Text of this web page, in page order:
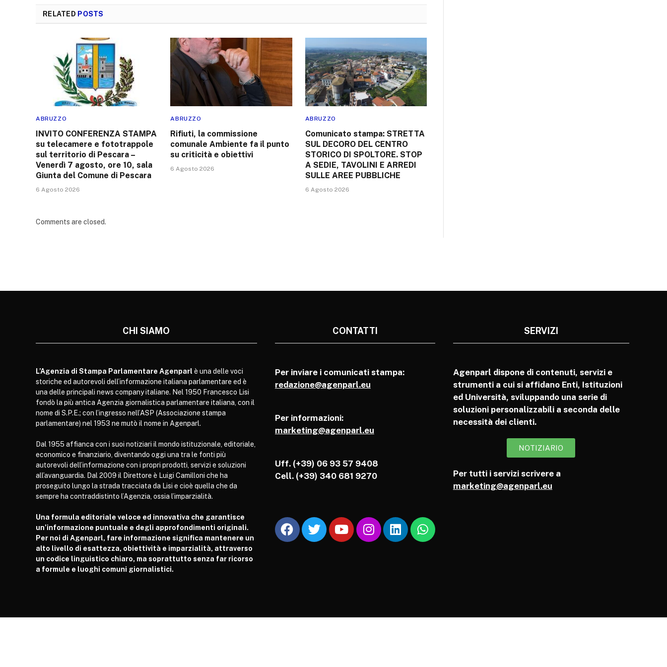
RELATED POSTS
ABRUZZO
INVITO CONFERENZA STAMPA
su telecamere e fototrappole
sul territorio di Pescara –
Venerdì 7 agosto, ore 10, sala
Giunta del Comune di Pescara
6 Agosto 2026
ABRUZZO
Rifiuti, la commissione
comunale Ambiente fa il punto
su criticità e obiettivi
6 Agosto 2026
ABRUZZO
Comunicato stampa: STRETTA
SUL DECORO DEL CENTRO
STORICO DI SPOLTORE. STOP
A SEDIE, TAVOLINI E ARREDI
SULLE AREE PUBBLICHE
6 Agosto 2026
Comments are closed.
CHI SIAMO
L’Agenzia di Stampa Parlamentare Agenparl è una delle voci
storiche ed autorevoli dell’informazione italiana parlamentare ed è
una delle principali news company italiane. Nel 1950 Francesco Lisi
fondò la più antica Agenzia giornalistica parlamentare italiana, con il
nome di S.P.E.; con l’ingresso nell’ASP (Associazione stampa
parlamentare) nel 1953 ne mutò il nome in Agenparl.
Dal 1955 affianca con i suoi notiziari il mondo istituzionale, editoriale,
economico e finanziario, diventando oggi una tra le fonti più
autorevoli dell’informazione con i propri prodotti, servizi e soluzioni
all’avanguardia. Dal 2009 il Direttore è Luigi Camilloni che ha
proseguito lungo la strada tracciata da Lisi e cioè quella che da
sempre ha contraddistinto l’Agenzia, ossia l’imparzialità.
Una formula editoriale veloce ed innovativa che garantisce
un’informazione puntuale e degli approfondimenti originali.
Per noi di Agenparl, fare informazione significa mantenere un
alto livello di esattezza, obiettività e imparzialità, attraverso
un codice linguistico chiaro, ma soprattutto senza far ricorso
a formule e luoghi comuni giornalistici.
CONTATTI
Per inviare i comunicati stampa:
redazione@agenparl.eu
Per informazioni:
marketing@agenparl.eu
Uff. (+39) 06 93 57 9408
Cell. (+39) 340 681 9270
SERVIZI
Agenparl dispone di contenuti, servizi e
strumenti a cui si affidano Enti, Istituzioni
ed Università, sviluppando una serie di
soluzioni personalizzabili a seconda delle
necessità dei clienti.
NOTIZIARIO
Per tutti i servizi scrivere a
marketing@agenparl.eu